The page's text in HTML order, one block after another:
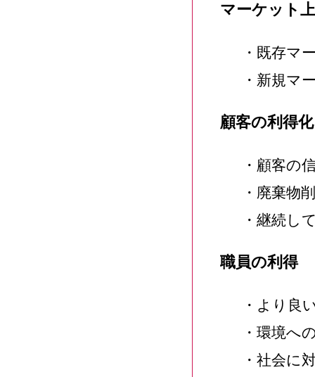
マーケット
・既存マ
・新規マ
顧客の利得化
・顧客の
・廃棄物
・継続し
職員の利得
・より良
・環境へ
・社会に